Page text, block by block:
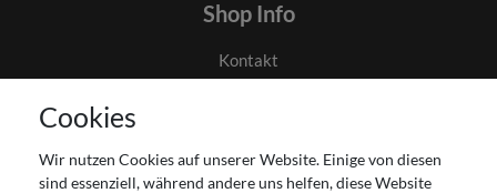
Shop Info
Kontakt
Impressum
Cookies
Wir nutzen Cookies auf unserer Website. Einige von diesen
sind essenziell, während andere uns helfen, diese Website